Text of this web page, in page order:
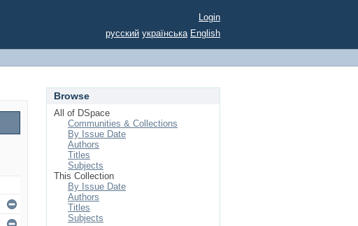
Login
русский українська English
Browse
All of DSpace
Communities & Collections
By Issue Date
Authors
Titles
Subjects
This Collection
By Issue Date
Authors
Titles
Subjects